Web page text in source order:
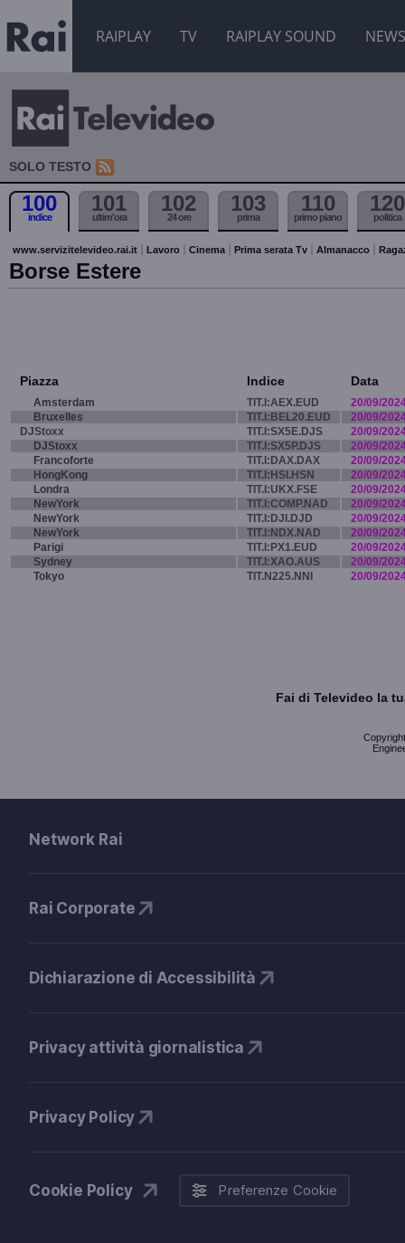
RAIPLAY TV RAIPLAY SOUND NEWS
SOLO TESTO
100
indice
101
ultim'ora
102
24 ore
103
prima
110
primo piano
120
politica
www.servizitelevideo.rai.it Lavoro Cinema Prima serata Tv Almanacco
Borse Estere
Piazza Indice Data
Amsterdam TIT.I:AEX.EUD
20/09/
Bruxelles
TIT.I:BEL20.EUD
20/09/
DJStoxx
TIT.I:SX5E.DJS
20/09/
DJStoxx
TIT.I:SX5P.DJS
20/09/
Francoforte
TIT.I:DAX.DAX
20/09/
HongKong
TIT.I:HSI.HSN
20/09/
Londra
TIT.I:UKX.FSE
20/09/
NewYork
TIT.I:COMP.NAD
20/09/
NewYork
TIT.I:DJI.DJD
20/09/
NewYork
TIT.I:NDX.NAD
20/09/
Parigi
TIT.I:PX1.EUD
20/09/
Sydney
TIT.I:XAO.AUS
20/09/
Tokyo
TIT.N225.NNI 20/09/
Fai di Televideo la